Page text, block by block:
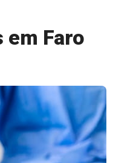
em Faro